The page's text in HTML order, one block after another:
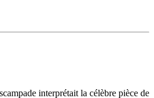
interprétait la célèbre pièce de